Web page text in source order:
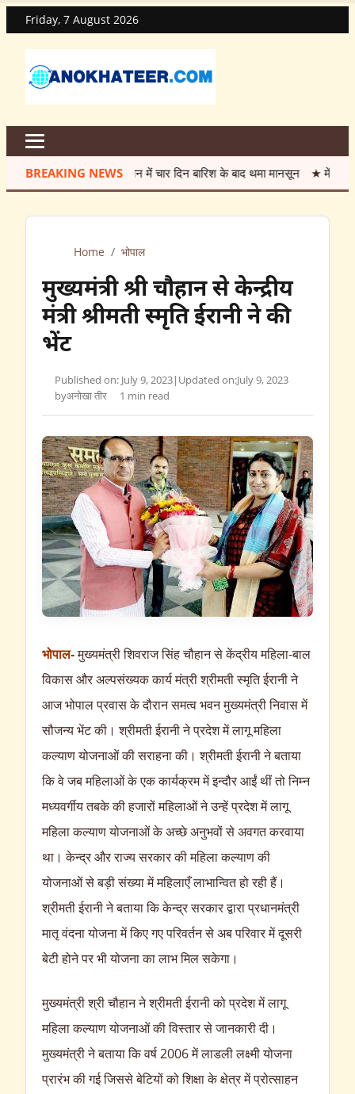
Friday, 7 August 2026
BREAKING NEWS
सावन में चार दिन बारिश के बाद थमा मानसून ★ मेंटेनेंस के नाम पर
Home / भोपाल
मुख्यमंत्री श्री चौहान से केन्द्रीय
मंत्री श्रीमती स्मृति ईरानी ने की
भेंट
Published on: July 9, 2023| Updated on:July 9, 2023
byअनोखा तीर 1 min read
भोपाल-मुख्यमंत्री शिवराज सिंह चौहान से केंद्रीय महिला-बाल
विकास और अल्पसंख्यक कार्य मंत्री श्रीमती स्मृति ईरानी ने
आज भोपाल प्रवास के दौरान समत्व भवन मुख्यमंत्री निवास में
सौजन्य भेंट की। श्रीमती ईरानी ने प्रदेश में लागू महिला
कल्याण योजनाओं की सराहना की। श्रीमती ईरानी ने बताया
कि वे जब महिलाओं के एक कार्यक्रम में इन्दौर आईं थीं तो निम्न
मध्यवर्गीय तबके की हजारों महिलाओं ने उन्हें प्रदेश में लागू
महिला कल्याण योजनाओं के अच्छे अनुभवों से अवगत करवाया
था। केन्द्र और राज्य सरकार की महिला कल्याण की
योजनाओं से बड़ी संख्या में महिलाएँ लाभान्वित हो रही हैं।
श्रीमती ईरानी ने बताया कि केन्द्र सरकार द्वारा प्रधानमंत्री
मातृ वंदना योजना में किए गए परिवर्तन से अब परिवार में दूसरी
बेटी होने पर भी योजना का लाभ मिल सकेगा।
मुख्यमंत्री श्री चौहान ने श्रीमती ईरानी को प्रदेश में लागू
महिला कल्याण योजनाओं की विस्तार से जानकारी दी।
मुख्यमंत्री ने बताया कि वर्ष 2006 में लाडली लक्ष्मी योजना
प्रारंभ की गई जिससे बेटियों को शिक्षा के क्षेत्र में प्रोत्साहन